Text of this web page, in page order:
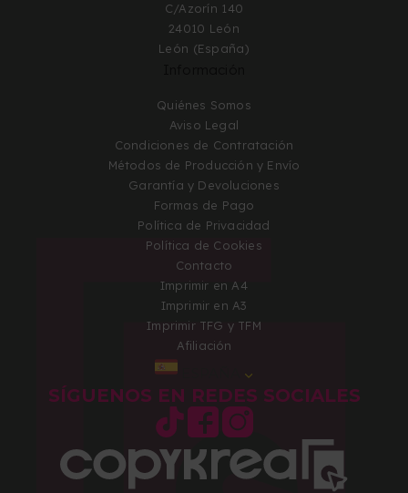
C/Azorín 140
24010 León
León (España)
Quiénes Somos
Aviso Legal
Condiciones de Contratación
Métodos de Producción y Envío
Garantía y Devoluciones
Formas de Pago
Política de Privacidad
Política de Cookies
Contacto
Imprimir en A4
Imprimir en A3
Imprimir TFG y TFM
Afiliación
SÍGUENOS EN REDES SOCIALES